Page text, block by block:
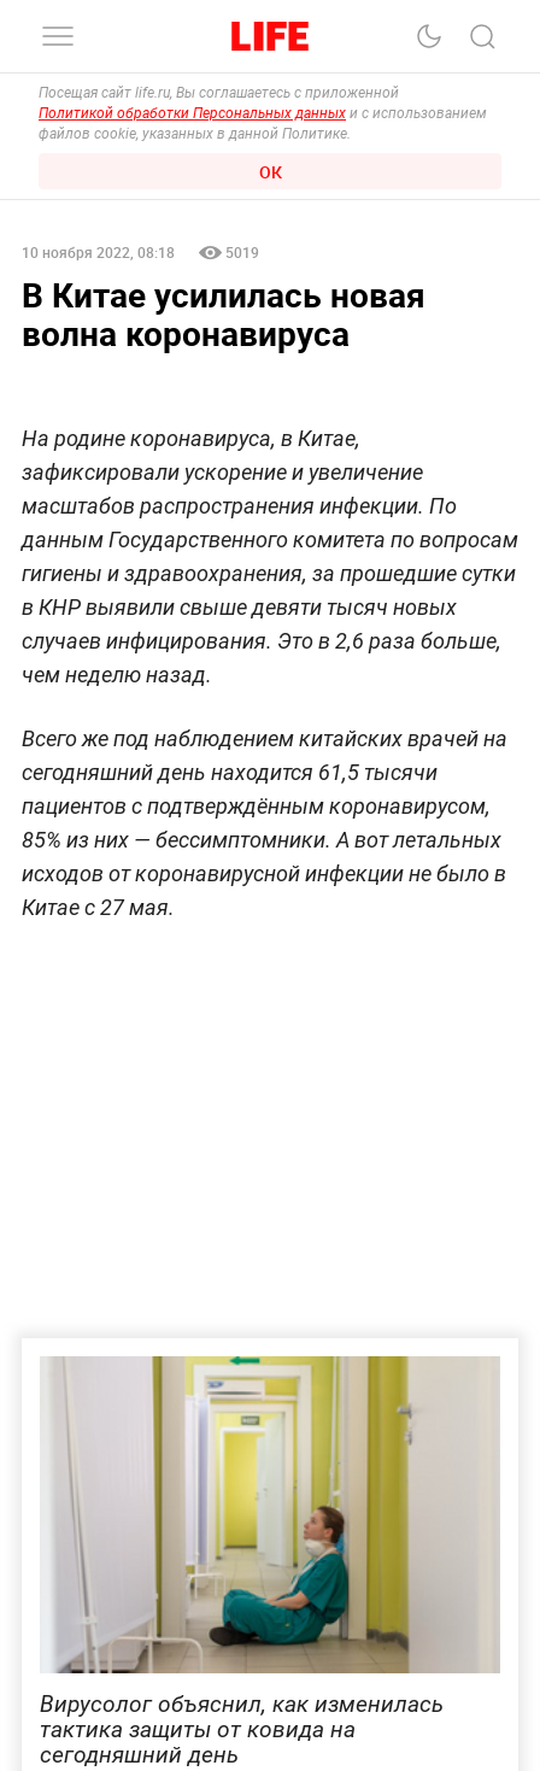
Посещая сайт life.ru, Вы соглашаетесь с приложенной
Политикой обработки Персональных данных и с использованием
файлов cookie, указанных в данной Политике.
ОК
10 ноября 2022, 08:18 5019
В Китае усилилась новая
волна коронавируса
На родине коронавируса, в Китае,
зафиксировали ускорение и увеличение
масштабов распространения инфекции. По
данным Государственного комитета по вопросам
гигиены и здравоохранения, за прошедшие сутки
в КНР выявили свыше девяти тысяч новых
случаев инфицирования. Это в 2,6 раза больше,
чем неделю назад.
Всего же под наблюдением китайских врачей на
сегодняшний день находится 61,5 тысячи
пациентов с подтверждённым коронавирусом,
85% из них — бессимптомники. А вот летальных
исходов от коронавирусной инфекции не было в
Китае с 27 мая.
Вирусолог объяснил, как изменилась
тактика защиты от ковида на
сегодняшний день